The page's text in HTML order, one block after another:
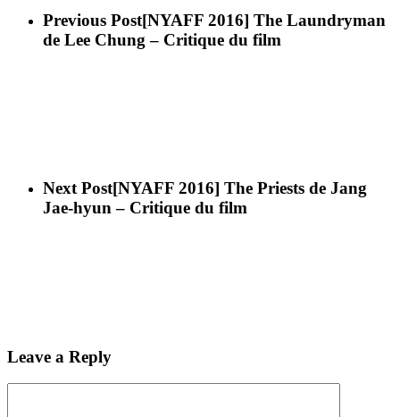
Previous Post[NYAFF 2016] The Laundryman
de Lee Chung – Critique du film
Next Post[NYAFF 2016] The Priests de Jang
Jae-hyun – Critique du film
Leave a Reply